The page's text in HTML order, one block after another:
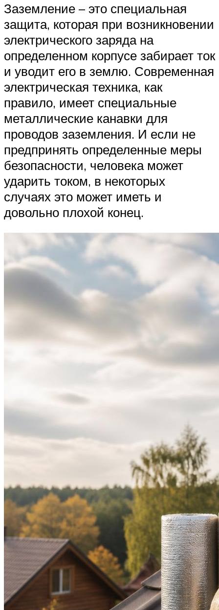
Заземление – это специальная
защита, которая при возникновении
электрического заряда на
определенном корпусе забирает ток
и уводит его в землю. Современная
электрическая техника, как
правило, имеет специальные
металлические канавки для
проводов заземления. И если не
предпринять определенные меры
безопасности, человека может
ударить током, в некоторых
случаях это может иметь и
довольно плохой конец.